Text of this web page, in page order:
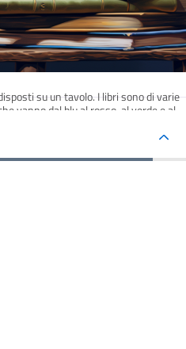
su un tavolo. I libri sono di varie
vanno dal blu al rosso, al verde e al